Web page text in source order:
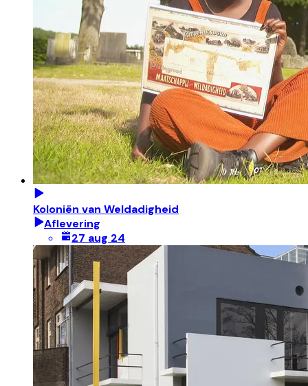
Koloniën van Weldadigheid
Aflevering
27 aug 24